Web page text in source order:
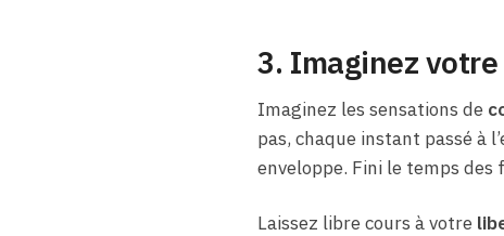
3. Imaginez
Imaginez les sensations de
pas, chaque instant passé à
enveloppe. Fini le temps des
Laissez libre cours à votre